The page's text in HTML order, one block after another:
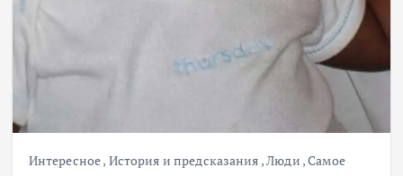
Интересное, История и предсказания ,Люди ,Самое